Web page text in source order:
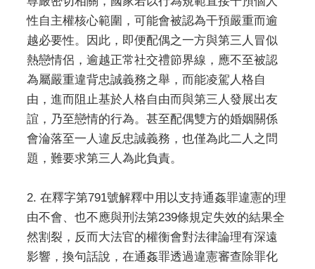
性自主權核心範圍，可能會被認為干預嚴重而逾
越必要性。因此，即便配偶之一方與第三人冒似
熱戀情侶，逾越正常社交禮節界線，應不至被認
為屬嚴重違背忠誠義務之舉，而能凌駕人格自
由，進而阻止基於人格自由而與第三人發展出友
誼，乃至戀情的行為。甚至配偶雙方的婚姻關係
會淪落至一人違反忠誠義務，也僅為此二人之問
題，難要求第三人為此負責。
2. 在釋字第791號解釋中用以支持通姦罪違憲的理
由不會、也不應與刑法第239條規定失效的結果全
然割裂，反而大法官的權衡會對法律論理有深遠
影響，換句話說，在通姦罪透過違憲審查除罪化